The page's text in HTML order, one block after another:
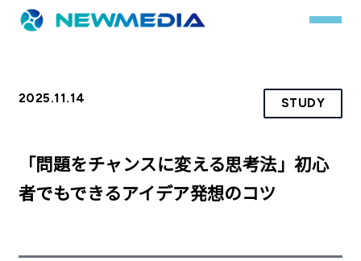
事業内容
サービス一覧
クチコミレスキュー
2025.11.14 STUDY
「問題をチャンスに変える思考法」初心
者でもできるアイデア発想のコツ